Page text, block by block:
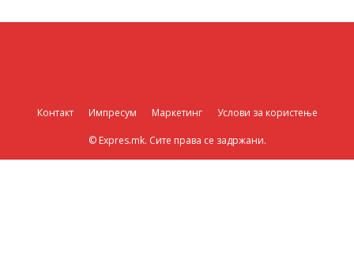
Контакт Импресум Маркетинг Услови за користење
© Expres.mk. Сите права се задржани.